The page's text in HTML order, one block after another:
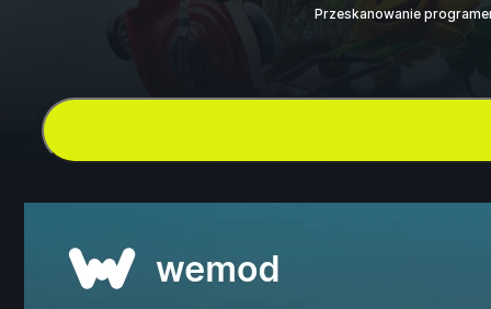
Przeskanowanie